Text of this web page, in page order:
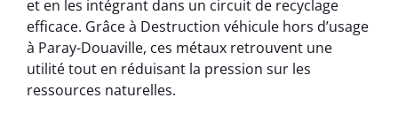
et en les intégrant dans un circuit de recyclage
efficace. Grâce à Destruction véhicule hors d’usage
à Paray-Douaville, ces métaux retrouvent une
utilité tout en réduisant la pression sur les
ressources naturelles.